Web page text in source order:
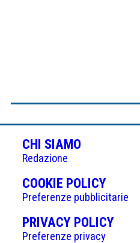
CHI SIAMO
Redazione
COOKIE POLICY(APRE
IN
UNA
NUOVA
Preferenze pubblicitarie
PRIVACY POLICY(APRE
Preferenze privacy